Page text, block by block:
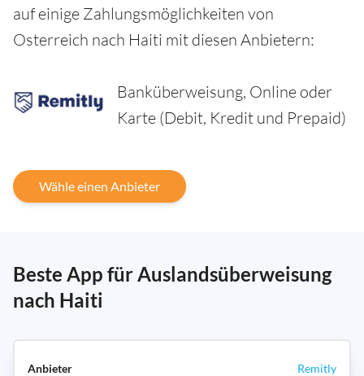
auf einige Zahlungsmöglichkeiten von
Osterreich nach Haiti mit diesen Anbietern:
Banküberweisung, Online oder
Karte (Debit, Kredit und Prepaid)
Wähle einen Anbieter
Beste App für Auslandsüberweisung
nach Haiti
Remitly